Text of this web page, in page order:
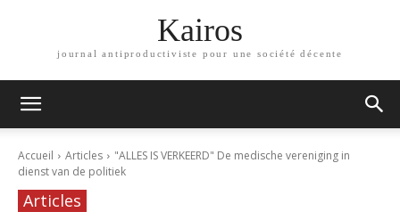
Kairos
journal antiproductiviste pour une société décente
Accueil Articles
"ALLES IS VERKEERD" De medische vereniging in
dienst van de politiek
Articles